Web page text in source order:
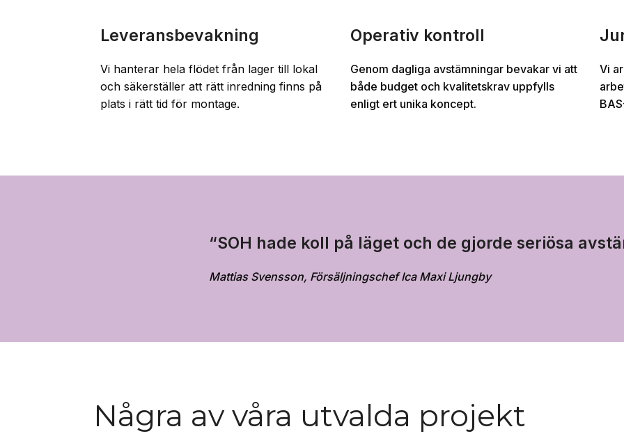
Leveransbevakning
Vi hanterar hela flödet från lager till lokal
och säkerställer att rätt inredning finns på
plats i rätt tid för montage.
Operativ kontroll
Genom dagliga avstämningar bevakar vi att
både budget och kvalitetskrav uppfylls
enligt ert unika koncept.
Vi
“SOH hade koll på läget och de gjorde seriösa
Mattias Svensson, Försäljningschef Ica Maxi Ljungby
Några av våra utvalda projekt